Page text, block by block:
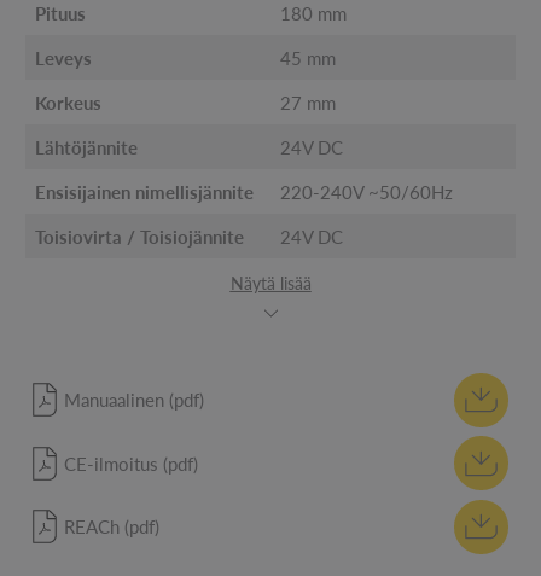
Pituus 180 mm
Leveys 45 mm
Korkeus 27 mm
Lähtöjännite 24V DC
Ensisijainen nimellisjännite 220-240V ~50/60Hz
Toisiovirta / Toisiojännite 24V DC
Näytä lisää
Manuaalinen (pdf)
CE-ilmoitus (pdf)
REACh (pdf)